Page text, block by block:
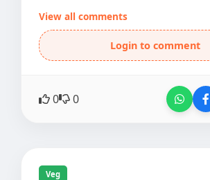
View all comments
Login to comment
0 0
Veg